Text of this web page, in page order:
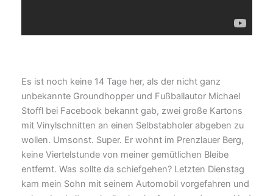
Es ist noch keine 14 Tage her, als der nicht ganz
unbekannte Groundhopper und Fußballautor Michael
Stoffl bei Facebook bekannt gab, zwei große Kartons
mit Vinylschnitten an einen Selbstabholer abgeben zu
wollen. Umsonst. Super. Er wohnt im Prenzlauer Berg,
keine Viertelstunde von meiner gemütlichen Bleibe
entfernt. Was sollte da schiefgehen? Letzten Dienstag
kam mein Sohn mit seinem Automobil vorgefahren und